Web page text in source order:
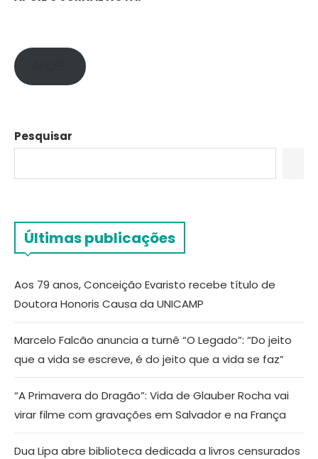
Pesquisar
Últimas publicações
Aos 79 anos, Conceição Evaristo recebe título de
Doutora Honoris Causa da UNICAMP
Marcelo Falcão anuncia a turnê “O Legado”: “Do jeito
que a vida se escreve, é do jeito que a vida se faz”
“A Primavera do Dragão”: Vida de Glauber Rocha vai
virar filme com gravações em Salvador e na França
Dua Lipa abre biblioteca dedicada a livros censurados